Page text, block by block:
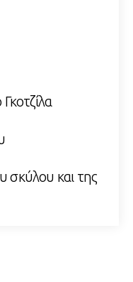
σκύλου και της